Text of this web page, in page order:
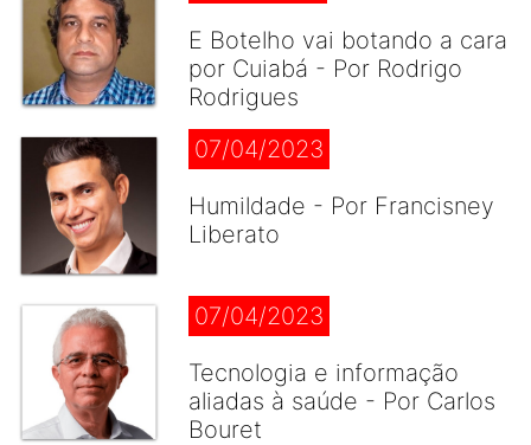
E Botelho vai botando a cara
por Cuiabá - Por Rodrigo
Rodrigues
07/04/2023
Humildade - Por Francisney
Liberato
07/04/2023
Tecnologia e informação
aliadas à saúde - Por Carlos
Bouret